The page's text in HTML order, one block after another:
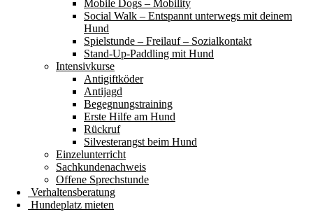
Mobile Dogs – Mobility
Social Walk – Entspannt unterwegs mit deinem
Hund
Spielstunde – Freilauf – Sozialkontakt
Stand-Up-Paddling mit Hund
Intensivkurse
Antigiftköder
Antijagd
Begegnungstraining
Erste Hilfe am Hund
Rückruf
Silvesterangst beim Hund
Einzelunterricht
Sachkundenachweis
Offene Sprechstunde
Verhaltensberatung
Hundeplatz mieten